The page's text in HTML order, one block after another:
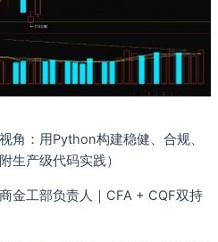
角：用Python构建稳健、合规、
生产级代码实践）
金工部负责人｜CFA + CQF双持